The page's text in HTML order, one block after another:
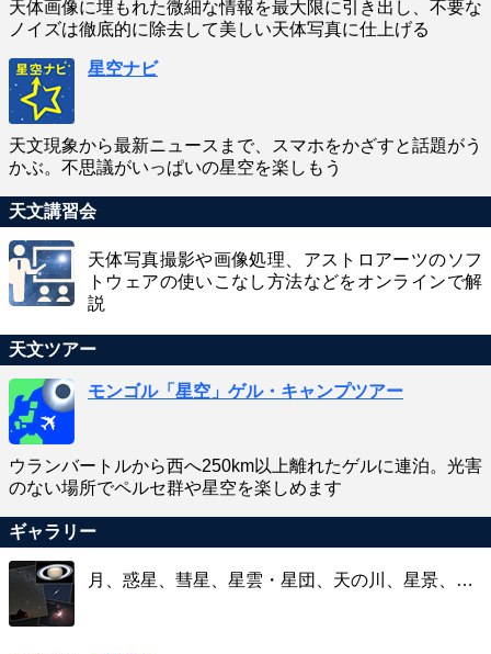
天体画像に埋もれた微細な情報を最大限に引き出し、不要な
ノイズは徹底的に除去して美しい天体写真に仕上げる
星空ナビ
天文現象から最新ニュースまで、スマホをかざすと話題がう
かぶ。不思議がいっぱいの星空を楽しもう
天文講習会
天体写真撮影や画像処理、アストロアーツのソフ
トウェアの使いこなし方法などをオンラインで解
説
天文ツアー
モンゴル「星空」ゲル・キャンプツアー
ウランバートルから西へ250km以上離れたゲルに連泊。光害
のない場所でペルセ群や星空を楽しめます
ギャラリー
月、惑星、彗星、星雲・星団、天の川、星景、…